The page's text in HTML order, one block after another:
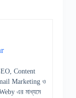
Content
Marketing ও
এর মাধ্যমে